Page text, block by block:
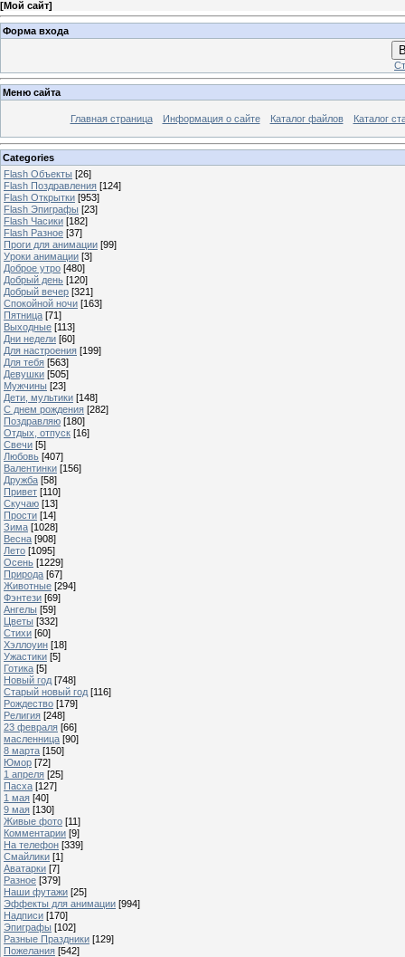
[Мой сайт]
Форма входа
Меню сайта
Главная страница Информация о сайте Каталог файлов Каталог
Categories
Flash Объекты [26]
Flash Поздравления [124]
Flash Открытки [953]
Flash Эпиграфы [23]
Flash Часики [182]
Flash Разное [37]
Проги для анимации [99]
Уроки анимации [3]
Доброе утро [480]
Добрый день [120]
Добрый вечер [321]
Спокойной ночи [163]
Пятница [71]
Выходные [113]
Дни недели [60]
Для настроения [199]
Для тебя [563]
Девушки [505]
Мужчины [23]
Дети, мультики [148]
С днем рождения [282]
Поздравляю [180]
Отдых, отпуск [16]
Свечи [5]
Любовь [407]
Валентинки [156]
Дружба [58]
Привет [110]
Скучаю [13]
Прости [14]
Зима [1028]
Весна [908]
Лето [1095]
Осень [1229]
Природа [67]
Животные [294]
Фэнтези [69]
Ангелы [59]
Цветы [332]
Стихи [60]
Хэллоуин [18]
Ужастики [5]
Готика [5]
Новый год [748]
Старый новый год [116]
Рождество [179]
Религия [248]
23 февраля [66]
масленница [90]
8 марта [150]
Юмор [72]
1 апреля [25]
Пасха [127]
1 мая [40]
9 мая [130]
Живые фото [11]
Комментарии [9]
На телефон [339]
Смайлики [1]
Аватарки [7]
Разное [379]
Наши футажи [25]
Эффекты для анимации [994]
Надписи [170]
Эпиграфы [102]
Разные Праздники [129]
Пожелания [542]